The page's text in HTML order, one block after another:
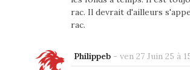
rac. Il devrait d'ailleurs
rac.
Philippeb- ven 27 Juin 25 à